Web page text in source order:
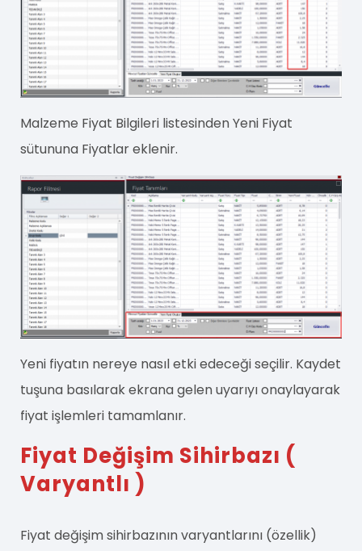
Malzeme Fiyat Bilgileri listesinden Yeni Fiyat
sütununa Fiyatlar eklenir.
Yeni fiyatın nereye nasıl etki edeceği seçilir. Kaydet
tuşuna basılarak ekrana gelen uyarıyı onaylayarak
fiyat işlemleri tamamlanır.
Fiyat Değişim Sihirbazı (
Varyantlı )
Fiyat değişim sihirbazının varyantlarını (özellik)